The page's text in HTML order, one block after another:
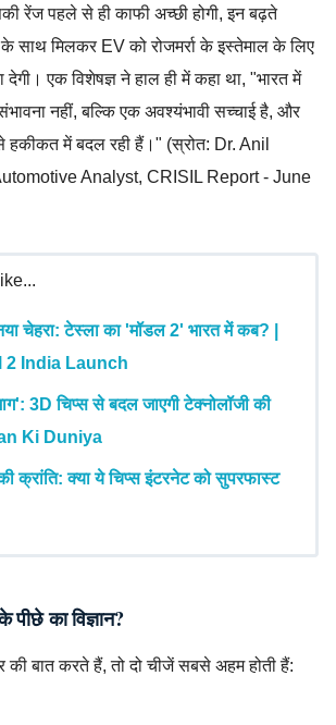
रेंज पहले से ही काफी अच्छी होगी, इन बढ़ते
के साथ मिलकर EV को रोजमर्रा के इस्तेमाल के लिए
देगी। एक विशेषज्ञ ने हाल ही में कहा था, "भारत में
नहीं, बल्कि एक अवश्यंभावी सच्चाई है, और
हकीकत में बदल रही हैं।" (स्रोत: Dr. Anil
Analyst, CRISIL Report - June
चेहरा: टेस्ला का 'मॉडल 2' भारत में कब? |
2 India Launch
3D चिप्स से बदल जाएगी टेक्नोलॉजी की
Ki Duniya
क्रांति: क्या ये चिप्स इंटरनेट को सुपरफास्ट
का विज्ञान?
बात करते हैं, तो दो चीजें सबसे अहम होती हैं: